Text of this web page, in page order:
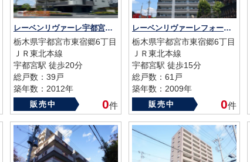
レーベンリヴァーレ宇都宮クイントタワー
栃木県宇都宮市東宿郷6丁目
ＪＲ東北本線
宇都宮駅 徒歩20分
総戸数：39戸
築年数：2012年
販売中 0件
レーベンリヴァーレフォートヴィル
栃木県宇都宮市東宿郷6丁目
ＪＲ東北本線
宇都宮駅 徒歩15分
総戸数：61戸
築年数：2009年
販売中 0件